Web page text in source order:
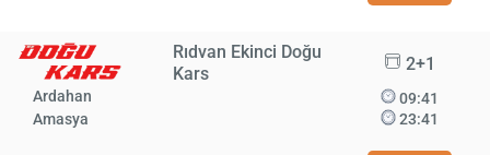
Rıdvan Ekinci Doğu
Kars
2+1
Ardahan
Amasya
09:41
23:41